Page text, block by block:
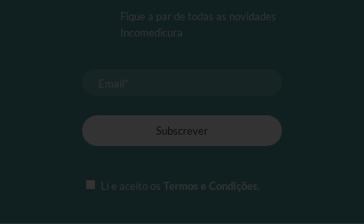
Fique a par de todas as novidades
Incomedicura
Li e aceito os Termos e Condições.